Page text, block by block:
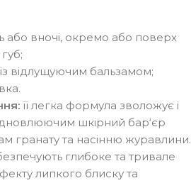
або вночі, окремо або поверх
відлущуючим бальзамом;
її легка формула зволожує і
шкірний бар‘єр
гранату та насінню журавлини.
глибоке та тривале
липкого блиску та